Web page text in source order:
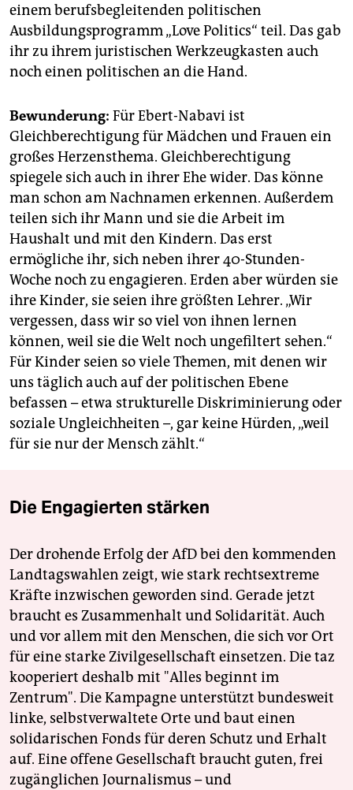
einem berufsbegleitenden politischen
Ausbildungsprogramm „Love Politics“ teil. Das gab
ihr zu ihrem juristischen Werkzeugkasten auch
noch einen politischen an die Hand.
Bewunderung: Für Ebert-Nabavi ist
Gleichberechtigung für Mädchen und Frauen ein
großes Herzensthema. Gleichberechtigung
spiegele sich auch in ihrer Ehe wider. Das könne
man schon am Nachnamen erkennen. Außerdem
teilen sich ihr Mann und sie die Arbeit im
Haushalt und mit den Kindern. Das erst
ermögliche ihr, sich neben ihrer 40-Stunden-
Woche noch zu engagieren. Erden aber würden sie
ihre Kinder, sie seien ihre größten Lehrer. „Wir
vergessen, dass wir so viel von ihnen lernen
können, weil sie die Welt noch ungefiltert sehen.“
Für Kinder seien so viele Themen, mit denen wir
uns täglich auch auf der politischen Ebene
befassen – etwa strukturelle Diskriminierung oder
soziale Ungleichheiten –, gar keine Hürden, „weil
für sie nur der Mensch zählt.“
Die Engagierten stärken
Der drohende Erfolg der AfD bei den kommenden
Landtagswahlen zeigt, wie stark rechtsextreme
Kräfte inzwischen geworden sind. Gerade jetzt
braucht es Zusammenhalt und Solidarität. Auch
und vor allem mit den Menschen, die sich vor Ort
für eine starke Zivilgesellschaft einsetzen. Die taz
kooperiert deshalb mit "Alles beginnt im
Zentrum". Die Kampagne unterstützt bundesweit
linke, selbstverwaltete Orte und baut einen
solidarischen Fonds für deren Schutz und Erhalt
auf. Eine offene Gesellschaft braucht guten, frei
zugänglichen Journalismus – und